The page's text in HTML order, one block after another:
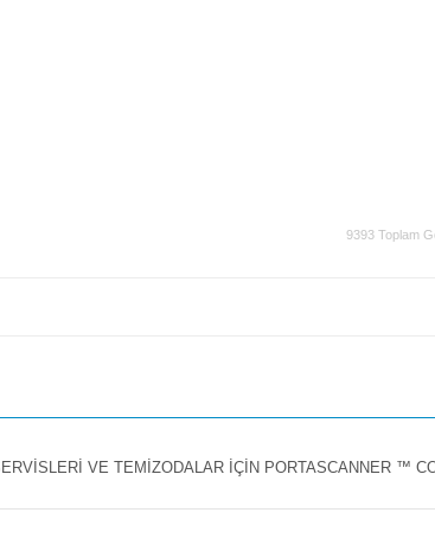
9393 Toplam
VE TEMİZODALAR İÇİN PORTASCANNER ™